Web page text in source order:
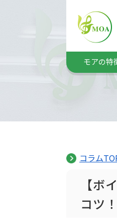
モアの特
コラム
【
コツ